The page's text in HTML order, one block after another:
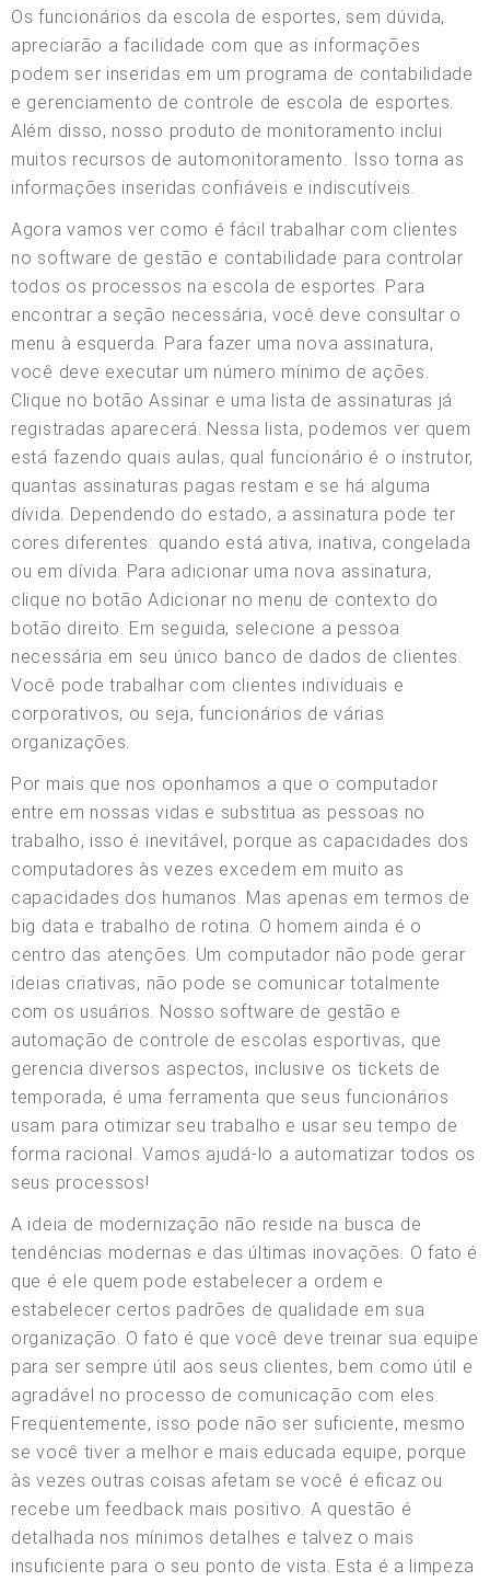
Os funcionários da escola de esportes, sem dúvida,
apreciarão a facilidade com que as informações
podem ser inseridas em um programa de contabilidade
e gerenciamento de controle de escola de esportes.
Além disso, nosso produto de monitoramento inclui
muitos recursos de automonitoramento. Isso torna as
informações inseridas confiáveis e indiscutíveis.
Agora vamos ver como é fácil trabalhar com clientes
no software de gestão e contabilidade para controlar
todos os processos na escola de esportes. Para
encontrar a seção necessária, você deve consultar o
menu à esquerda. Para fazer uma nova assinatura,
você deve executar um número mínimo de ações.
Clique no botão Assinar e uma lista de assinaturas já
registradas aparecerá. Nessa lista, podemos ver quem
está fazendo quais aulas, qual funcionário é o instrutor,
quantas assinaturas pagas restam e se há alguma
dívida. Dependendo do estado, a assinatura pode ter
cores diferentes: quando está ativa, inativa, congelada
ou em dívida. Para adicionar uma nova assinatura,
clique no botão Adicionar no menu de contexto do
botão direito. Em seguida, selecione a pessoa
necessária em seu único banco de dados de clientes.
Você pode trabalhar com clientes individuais e
corporativos, ou seja, funcionários de várias
organizações.
Por mais que nos oponhamos a que o computador
entre em nossas vidas e substitua as pessoas no
trabalho, isso é inevitável, porque as capacidades dos
computadores às vezes excedem em muito as
capacidades dos humanos. Mas apenas em termos de
big data e trabalho de rotina. O homem ainda é o
centro das atenções. Um computador não pode gerar
ideias criativas, não pode se comunicar totalmente
com os usuários. Nosso software de gestão e
automação de controle de escolas esportivas, que
gerencia diversos aspectos, inclusive os tickets de
temporada, é uma ferramenta que seus funcionários
usam para otimizar seu trabalho e usar seu tempo de
forma racional. Vamos ajudá-lo a automatizar todos os
seus processos!
A ideia de modernização não reside na busca de
tendências modernas e das últimas inovações. O fato é
que é ele quem pode estabelecer a ordem e
estabelecer certos padrões de qualidade em sua
organização. O fato é que você deve treinar sua equipe
para ser sempre útil aos seus clientes, bem como útil e
agradável no processo de comunicação com eles.
Freqüentemente, isso pode não ser suficiente, mesmo
se você tiver a melhor e mais educada equipe, porque
às vezes outras coisas afetam se você é eficaz ou
recebe um feedback mais positivo. A questão é
detalhada nos mínimos detalhes e talvez o mais
insuficiente para o seu ponto de vista. Esta é a limpeza